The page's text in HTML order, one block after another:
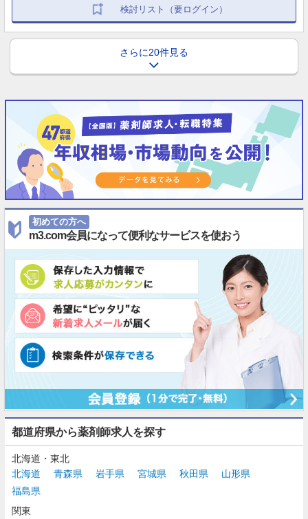
検討リスト（要ログイン）
さらに20件見る
初めての方へ
m3.com会員になって便利なサービスを使おう
都道府県から薬剤師求人を探す
北海道・東北
北海道
青森県 岩手県 宮城県 秋田県
山形県
福島県
関東